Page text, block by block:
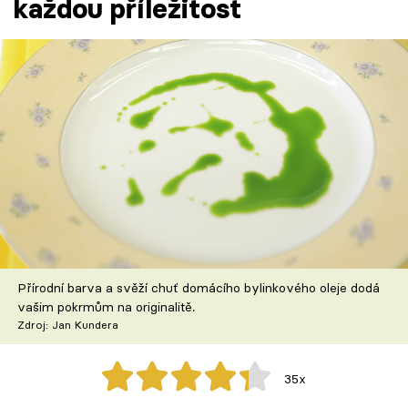
Témata
Recepty
Články
TV Program
Škola vaření
Recepty z TV
Speciál: Cuketa
Těhotnej kuchař
Sledujte prima+
každou příležitost
Přírodní barva a svěží chuť domácího bylinkového oleje dodá
vašim pokrmům na originalitě.
Zdroj: Jan Kundera
35x